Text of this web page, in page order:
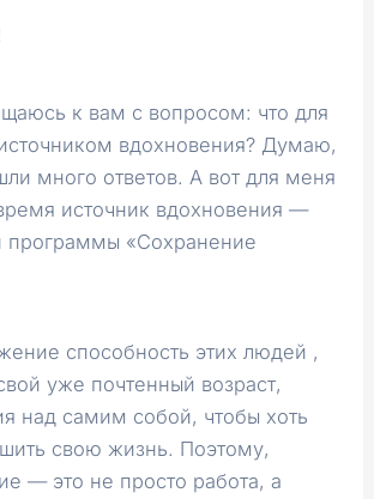
к вам с вопросом: что для
вдохновения? Думаю,
много ответов. А вот для меня
источник вдохновения —
программы «Сохранение
способность этих людей ,
уже почтенный возраст,
над самим собой, чтобы хоть
свою жизнь. Поэтому,
— это не просто работа, а